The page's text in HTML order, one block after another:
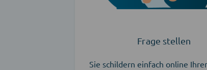
Frage stellen
Sie schildern einfach online